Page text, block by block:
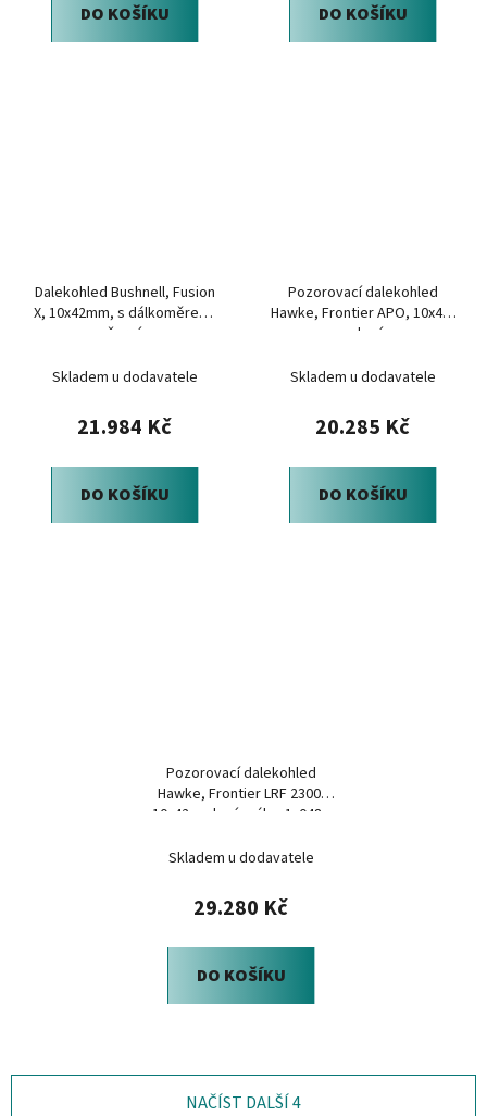
DO KOŠÍKU DO KOŠÍKU
Dalekohled Bushnell, Fusion
X, 10x42mm, s dálkoměrem,
černý
Skladem u dodavatele
21.984 Kč
DO KOŠÍKU
Pozorovací dalekohled
Hawke, Frontier APO, 10x42,
zelený
Skladem u dodavatele
20.285 Kč
DO KOŠÍKU
Pozorovací dalekohled
Hawke, Frontier LRF 2300,
10x42, zelený, váha: 1. 048g
Skladem u dodavatele
29.280 Kč
DO KOŠÍKU
NAČÍST DALŠÍ 4